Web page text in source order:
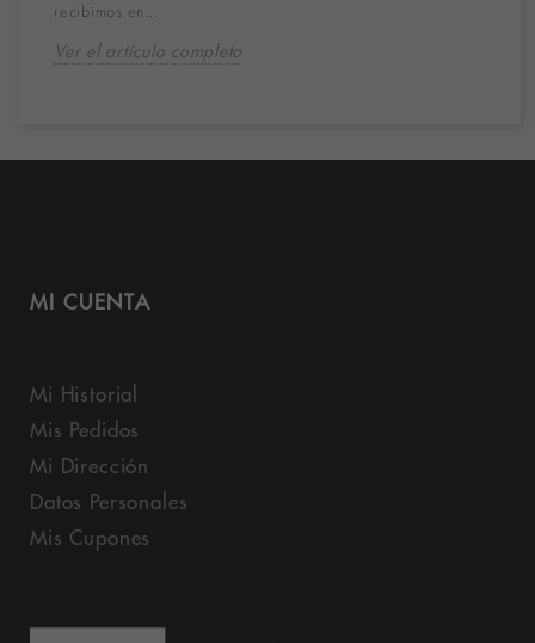
recibimos en...
Ver el artículo completo
MI CUENTA
Mi Historial
Mis Pedidos
Mi Dirección
Datos Personales
Mis Cupones